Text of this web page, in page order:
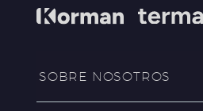
SOBRE NOSOTROS